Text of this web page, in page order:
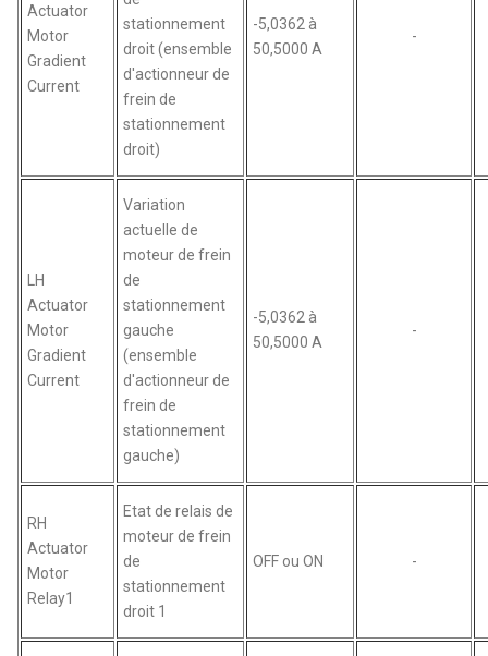
Actuator
Motor
Gradient
Current
stationnement
droit (ensemble
d'actionneur de
frein de
stationnement
droit)
-5,0362 à
50,5000 A
-
LH
Actuator
Motor
Gradient
Current
Variation
actuelle de
moteur de frein
de
stationnement
gauche
(ensemble
d'actionneur de
frein de
stationnement
gauche)
-5,0362 à
50,5000 A
-
RH
Actuator
Motor
Relay1
Etat de relais de
moteur de frein
de
stationnement
droit 1
OFF ou ON -